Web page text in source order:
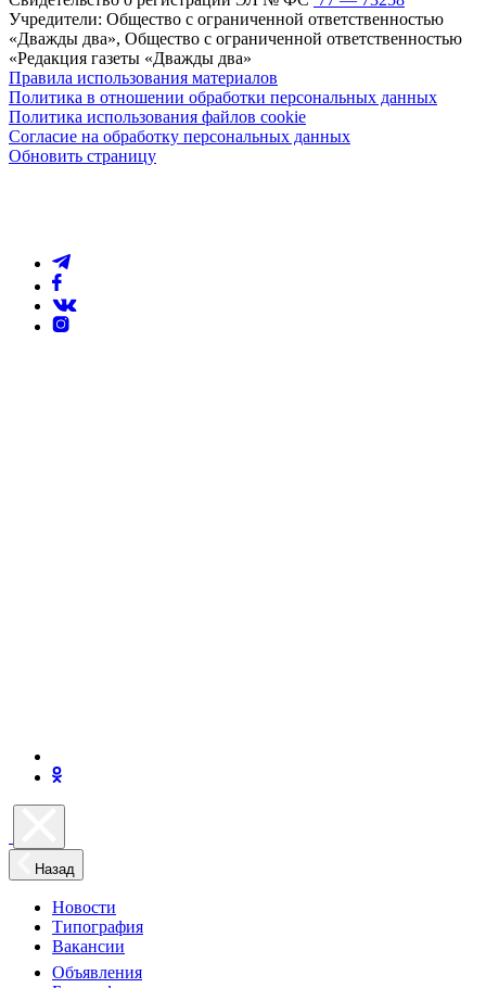
Учредители: Общество с ограниченной ответственностью
«Дважды два», Общество с ограниченной ответственностью
«Редакция газеты «Дважды два»
Правила использования материалов
Политика в отношении обработки персональных данных
Политика использования файлов cookie
Согласие на обработку персональных данных
Обновить страницу
Назад
Новости
Типография
Вакансии
Объявления